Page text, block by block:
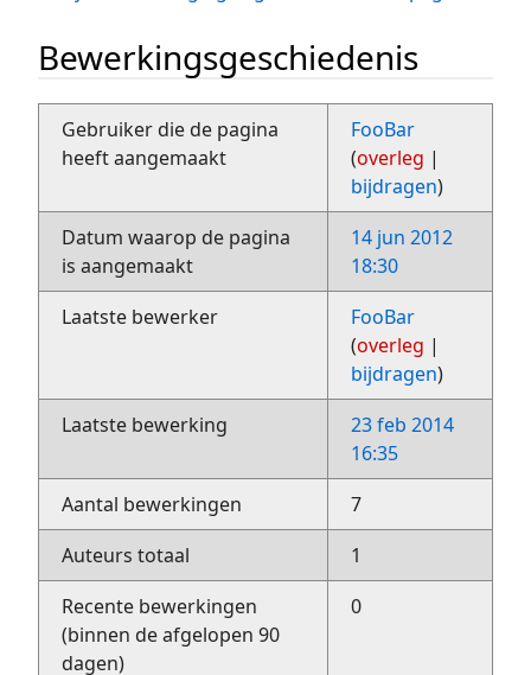
Bewerkingsgeschiedenis
Gebruiker die de pagina
heeft aangemaakt
FooBar
(overleg |
bijdragen)
Datum waarop de pagina
is aangemaakt
14 jun 2012
18:30
Laatste bewerker
FooBar
(overleg |
bijdragen)
Laatste bewerking
23 feb 2014
16:35
Aantal bewerkingen
7
Auteurs totaal
1
Recente bewerkingen
(binnen de afgelopen 90
dagen)
0